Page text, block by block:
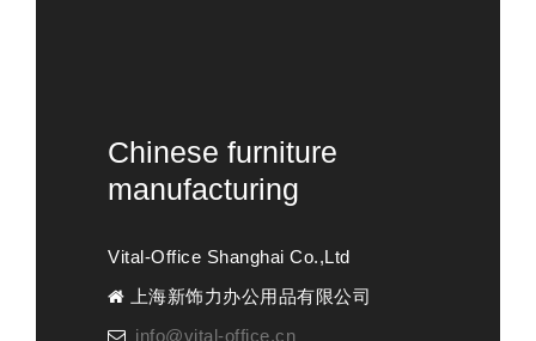
Chinese furniture
manufacturing
Vital-Office Shanghai Co.,Ltd
上海新饰力办公用品有限公司
info@vital-office.cn